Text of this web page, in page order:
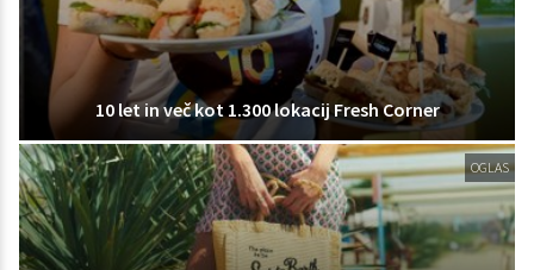
10 let in več kot 1.300 lokacij Fresh Corner
OGLAS